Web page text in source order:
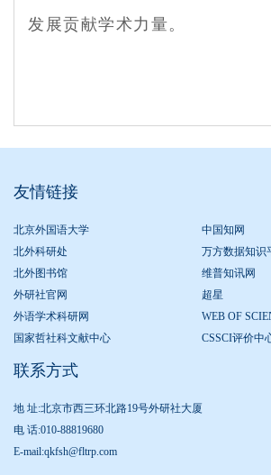
发展贡献学术力量。
友情链接
北京外国语大学
中国知网
北外科研处
万方数据知识
北外图书馆
维普知讯网
外研社官网
超星
外语学术科研网
WEB OF
国家哲社科文献中心
CSSCI评价中
联系方式
地 址:北京市西三环北路19号外研社大厦
电 话:010-88819680
E-mail:qkfsh@fltrp.com